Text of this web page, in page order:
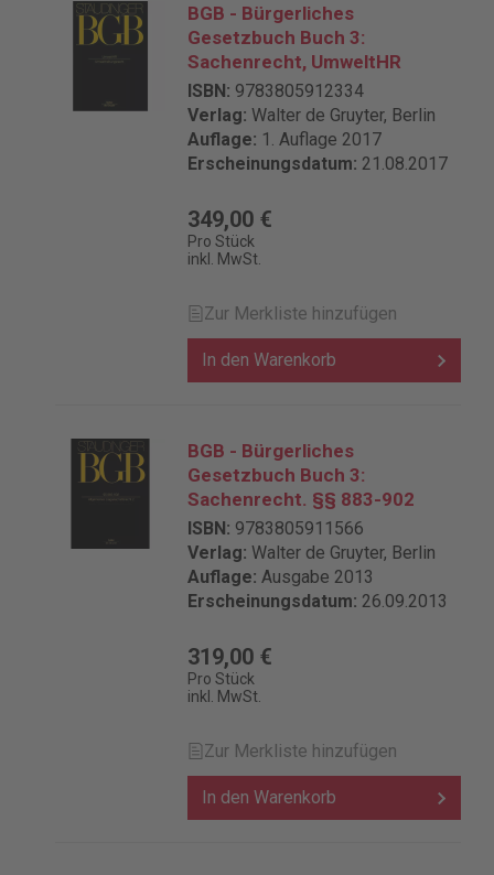
BGB - Bürgerliches
Gesetzbuch Buch 3:
Sachenrecht, UmweltHR
ISBN: 9783805912334
Verlag: Walter de Gruyter, Berlin
Auflage: 1. Auflage 2017
Erscheinungsdatum: 21.08.2017
349,00 €
Pro Stück
inkl. MwSt.
Zur Merkliste hinzufügen
In den Warenkorb
BGB - Bürgerliches
Gesetzbuch Buch 3:
Sachenrecht. §§ 883-902
ISBN: 9783805911566
Verlag: Walter de Gruyter, Berlin
Auflage: Ausgabe 2013
Erscheinungsdatum: 26.09.2013
319,00 €
Pro Stück
inkl. MwSt.
Zur Merkliste hinzufügen
In den Warenkorb